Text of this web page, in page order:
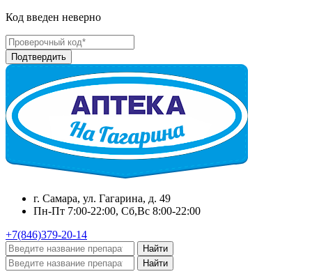
Код введен неверно
г. Самара, ул. Гагарина, д. 49
Пн-Пт 7:00-22:00, Сб,Вс 8:00-22:00
+7(846)379-20-14
Найти
Найти